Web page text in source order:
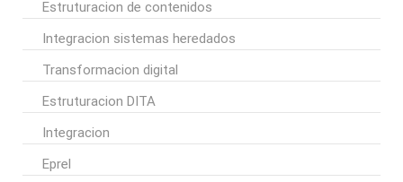
Estruturacion de contenidos
Integracion sistemas heredados
Transformacion digital
Estruturacion DITA
Integracion
Eprel